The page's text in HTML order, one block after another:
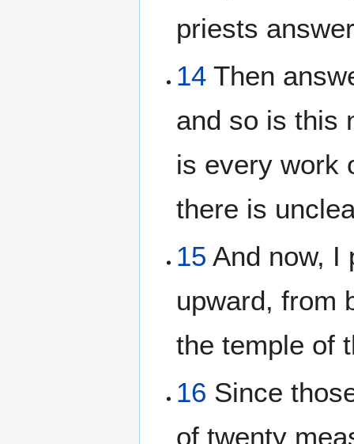
priests
14 Then
and so is this
is every work
there is
15 And now, I
upward, from
the temple of
16 Since
of twenty